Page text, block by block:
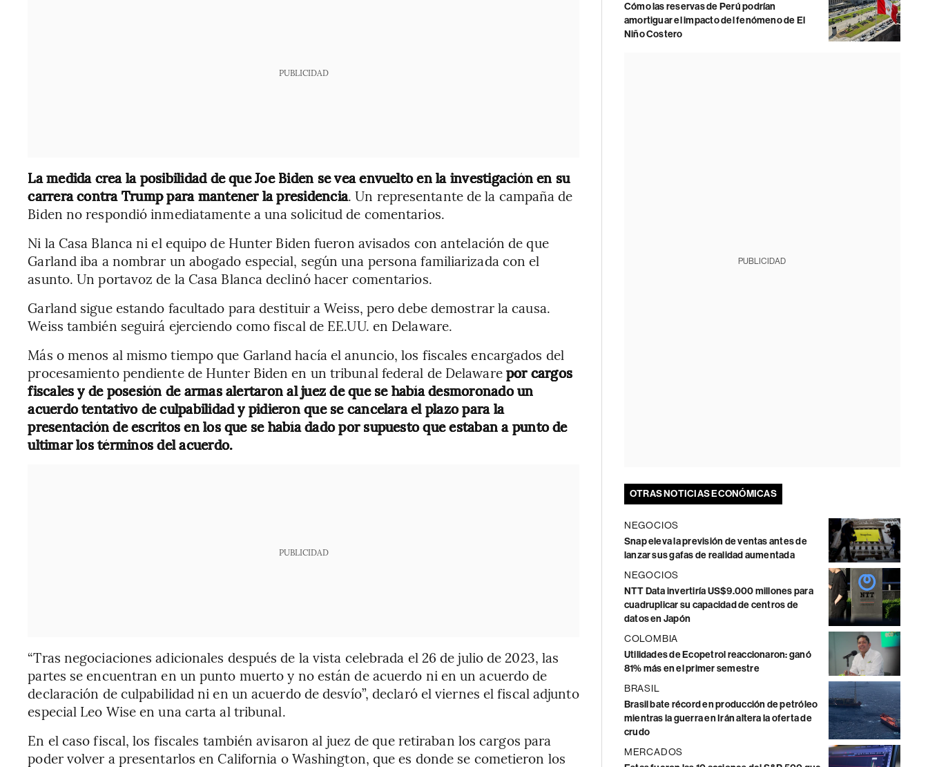
PUBLICIDAD
La medida crea la posibilidad de que Joe Biden se vea envuelto en la investigación en su
carrera contra Trump para mantener la presidencia. Un representante de la campaña de
Biden no respondió inmediatamente a una solicitud de comentarios.
Ni la Casa Blanca ni el equipo de Hunter Biden fueron avisados con antelación de que
Garland iba a nombrar un abogado especial, según una persona familiarizada con el
asunto. Un portavoz de la Casa Blanca declinó hacer comentarios.
Garland sigue estando facultado para destituir a Weiss, pero debe demostrar la causa.
Weiss también seguirá ejerciendo como fiscal de EE.UU. en Delaware.
Más o menos al mismo tiempo que Garland hacía el anuncio, los fiscales encargados del
procesamiento pendiente de Hunter Biden en un tribunal federal de Delawarepor cargos
fiscales y de posesión de armas alertaron al juez de que se había desmoronado un
acuerdo tentativo de culpabilidad y pidieron que se cancelara el plazo para la
presentación de escritos en los que se había dado por supuesto que estaban a punto de
ultimar los términos del acuerdo.
PUBLICIDAD
“Tras negociaciones adicionales después de la vista celebrada el 26 de julio de 2023, las
partes se encuentran en un punto muerto y no están de acuerdo ni en un acuerdo de
declaración de culpabilidad ni en un acuerdo de desvío”, declaró el viernes el fiscal adjunto
especial Leo Wise en una carta al tribunal.
En el caso fiscal, los fiscales también avisaron al juez de que retiraban los cargos para
poder volver a presentarlos en California o Washington, que es donde se cometieron los
Cómo las reservas de Perú podrían
amortiguar el impacto del fenómeno de El
Niño Costero
PUBLICIDAD
OTRAS NOTICIAS ECONÓMICAS
NEGOCIOS
Snap eleva la previsión de ventas antes de
lanzar sus gafas de realidad aumentada
NEGOCIOS
NTT Data invertiría US$9.000 millones para
cuadruplicar su capacidad de centros de
datos en Japón
COLOMBIA
Utilidades de Ecopetrol reaccionaron: ganó
81% más en el primer semestre
BRASIL
Brasil bate récord en producción de petróleo
mientras la guerra en Irán altera la oferta de
crudo
MERCADOS